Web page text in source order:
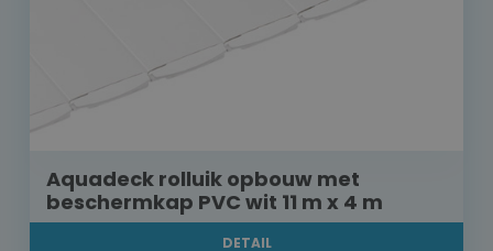
Aquadeck rolluik opbouw met
beschermkap PVC wit 11 m x 4 m
DETAIL